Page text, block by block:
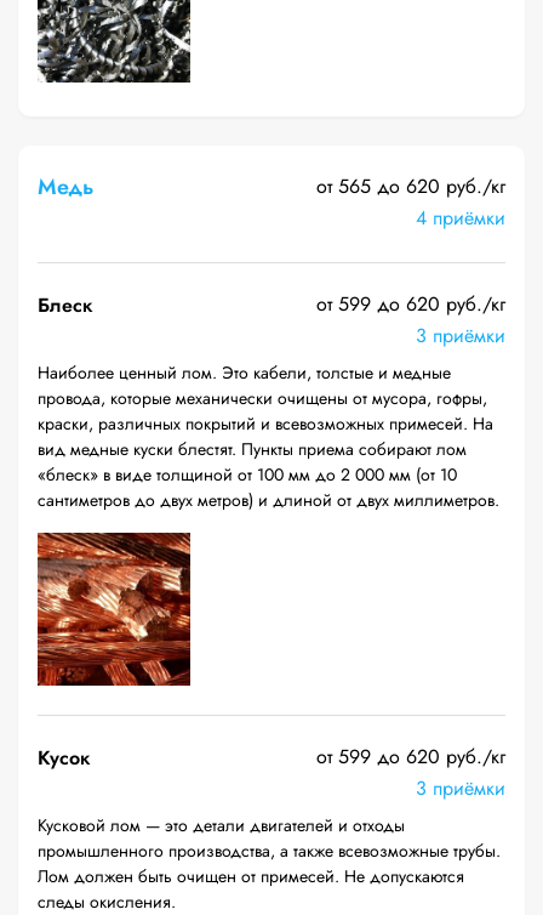
Медь
от 565 до 620 руб./кг
4 приёмки
Блеск
от 599 до 620 руб./кг
3 приёмки
Наиболее ценный лом. Это кабели, толстые и медные
провода, которые механически очищены от мусора, гофры,
краски, различных покрытий и всевозможных примесей. На
вид медные куски блестят. Пункты приема собирают лом
«блеск» в виде толщиной от 100 мм до 2 000 мм (от 10
сантиметров до двух метров) и длиной от двух миллиметров.
Кусок
от 599 до 620 руб./кг
3 приёмки
Кусковой лом — это детали двигателей и отходы
промышленного производства, а также всевозможные трубы.
Лом должен быть очищен от примесей. Не допускаются
следы окисления.